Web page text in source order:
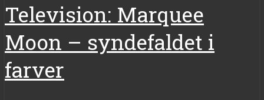
Television: Marquee
Moon – syndefaldet i
farver